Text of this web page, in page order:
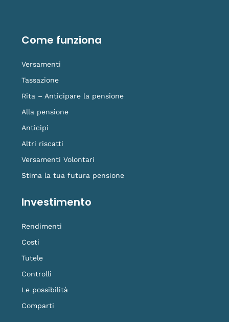
o
k
i
n
e
r
a
i
k
Come funziona
Versamenti
Tassazione
Rita – Anticipare la pensione
Alla pensione
Anticipi
Altri riscatti
Versamenti Volontari
Stima la tua futura pensione
Investimento
Rendimenti
Costi
Tutele
Controlli
Le possibilità
Comparti